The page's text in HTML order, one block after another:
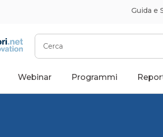
Guida e
Cerca
Webinar Programmi